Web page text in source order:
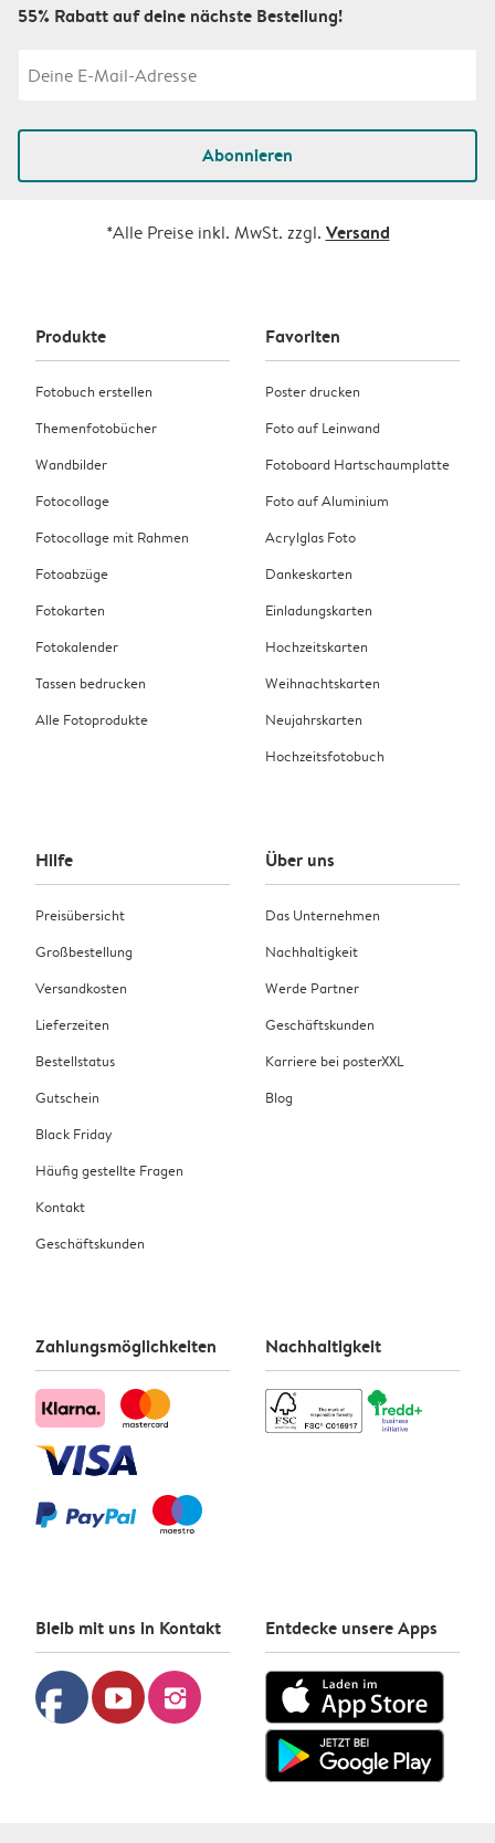
55% Rabatt auf deine nächste Bestellung!
Abonnieren
*Alle Preise inkl. MwSt. zzgl. Versand
Produkte
Fotobuch erstellen
Themenfotobücher
Wandbilder
Fotocollage
Fotocollage mit Rahmen
Fotoabzüge
Fotokarten
Fotokalender
Tassen bedrucken
Alle Fotoprodukte
Favoriten
Poster drucken
Foto auf Leinwand
Fotoboard Hartschaumplatte
Foto auf Aluminium
Acrylglas Foto
Dankeskarten
Einladungskarten
Hochzeitskarten
Weihnachtskarten
Neujahrskarten
Hochzeitsfotobuch
Hilfe
Preisübersicht
Großbestellung
Versandkosten
Lieferzeiten
Bestellstatus
Gutschein
Black Friday
Häufig gestellte Fragen
Kontakt
Geschäftskunden
Über uns
Das Unternehmen
Nachhaltigkeit
Werde Partner
Geschäftskunden
Karriere bei posterXXL
Blog
Zahlungsmöglichkeiten Nachhaltigkeit
Bleib mit uns in Kontakt
facebook youtube instagram
Entdecke unsere Apps